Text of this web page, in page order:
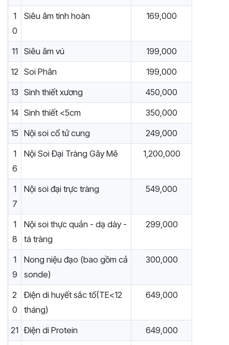
1
0
Siêu âm tinh hoàn 169,000
11 Siêu âm vú
199,000
12 Soi Phân
199,000
13 Sinh thiết xương
450,000
14 Sinh thiết <5cm
350,000
15 Nội soi cổ tử cung
249,000
1
6
Nội Soi Đại Tràng Gây Mê 1,200,000
1
7
Nội soi đại trực tràng 549,000
1
8
Nội soi thực quản - dạ dày -
tá tràng
299,000
1
9
Nong niệu đạo (bao gồm cả
sonde)
300,000
2
0
Điện di huyết sắc tố(TE<12
tháng)
649,000
21 Điện di Protein
649,000